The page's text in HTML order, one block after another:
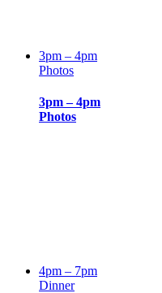
3pm – 4pm
Photos
3pm – 4pm
Photos
4pm – 7pm
Dinner